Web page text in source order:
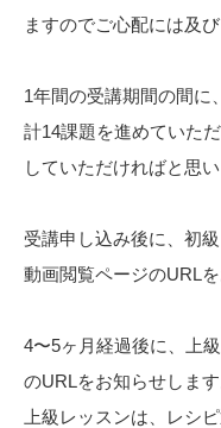
ますのでご心配には及び
1年間の受講期間の間に
計14課題を進めていた
していただければと思い
受講申し込み後に、初
動画閲覧ページのURLを
4〜5ヶ月経過後に、上
のURLをお知らせします
上級レッスンは、レシ